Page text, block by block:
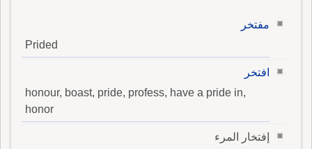
مفتخر
Prided
افتخر
honour, boast, pride, profess, have a pride in,
honor
إفتخار المرء